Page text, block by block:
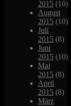
2015 (10)
August
2015 (10)
Juli
2015 (8)
Juni
2015 (10)
Mai
2015 (8)
April
2015 (8)
März